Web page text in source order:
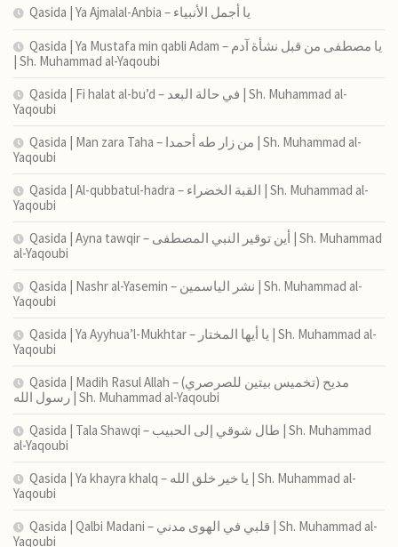
Qasida | Ya Ajmalal-Anbia – يا أجمل الأنبياء
Qasida | Ya Mustafa min qabli Adam – يا مصطفى من قبل نشأة آدم
| Sh. Muhammad al-Yaqoubi
Qasida | Fi halat al-bu’d – في حالة البعد | Sh. Muhammad al-
Yaqoubi
Qasida | Man zara Taha – من زار طه أحمدا | Sh. Muhammad al-
Yaqoubi
Qasida | Al-qubbatul-hadra – القبة الخضراء | Sh. Muhammad al-
Yaqoubi
Qasida | Ayna tawqir – أين توقير النبي المصطفى | Sh. Muhammad
al-Yaqoubi
Qasida | Nashr al-Yasemin – نشر الياسمين | Sh. Muhammad al-
Yaqoubi
Qasida | Ya Ayyhua’l-Mukhtar – يا أيها المختار | Sh. Muhammad al-
Yaqoubi
Qasida | Madih Rasul Allah – (تخميس بيتين للصرصري) مديح
رسول الله | Sh. Muhammad al-Yaqoubi
Qasida | Tala Shawqi – طال شوقي إلى الحبيب | Sh. Muhammad
al-Yaqoubi
Qasida | Ya khayra khalq – يا خير خلق الله | Sh. Muhammad al-
Yaqoubi
Qasida | Qalbi Madani – قلبي في الهوى مدني | Sh. Muhammad al-
Yaqoubi